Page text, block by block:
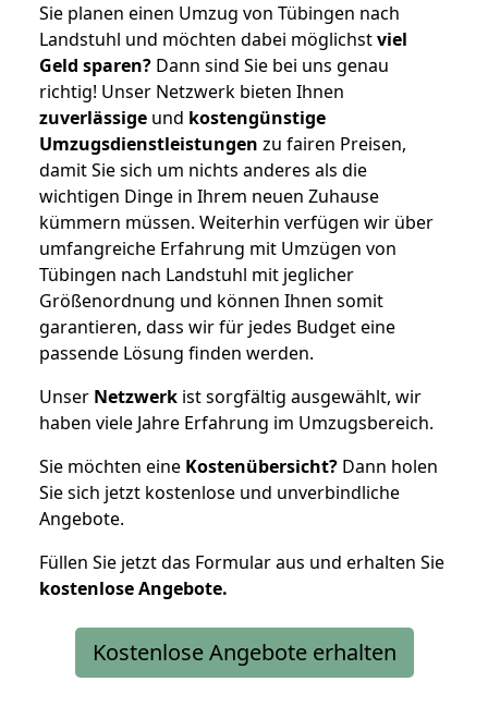
Sie planen einen Umzug von Tübingen nach
Landstuhl und möchten dabei möglichstviel
Geld sparen? Dann sind Sie bei uns genau
richtig! Unser Netzwerk bieten Ihnen
zuverlässige und kostengünstige
Umzugsdienstleistungen zu fairen Preisen,
damit Sie sich um nichts anderes als die
wichtigen Dinge in Ihrem neuen Zuhause
kümmern müssen. Weiterhin verfügen wir über
umfangreiche Erfahrung mit Umzügen von
Tübingen nach Landstuhl mit jeglicher
Größenordnung und können Ihnen somit
garantieren, dass wir für jedes Budget eine
passende Lösung finden werden.
Unser Netzwerk ist sorgfältig ausgewählt, wir
haben viele Jahre Erfahrung im Umzugsbereich.
Sie möchten eine Kostenübersicht? Dann holen
Sie sich jetzt kostenlose und unverbindliche
Angebote.
Füllen Sie jetzt das Formular aus und erhalten Sie
kostenloseAngebote.
Kostenlose Angebote erhalten